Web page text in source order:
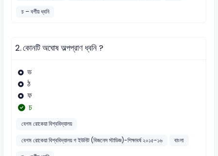
চ – বর্গীয় ধ্বনি
2.কোনটি অঘোষ অল্পপ্রাণ ধ্বনি ?
ভ
ঠ
ফ
চ
বেগম রোকেয়া বিশ্ববিদ্যালয়
বেগম রোকেয়া বিশ্ববিদ্যালয় গ ইউনিট (বিজনেস স্টাডিজ)-শিক্ষাবর্ষ ২০১৫-১৬
বাংলা